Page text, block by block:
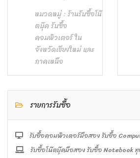
หมวดหมู่ : ร้านรับซื้อโน๊
ตบุ๊ค รับซื้อ
คอมพิวเตอร์ ใน
จังหวัดเชียงใหม่ และ
ภาคเหนือ
รายการรับซื้อ
รับซื้อคอมพิวเตอร์มือสอง รับซื้อ
รับซื้อโน๊ตบุ๊คมือสอง รับซื้อ Notebook